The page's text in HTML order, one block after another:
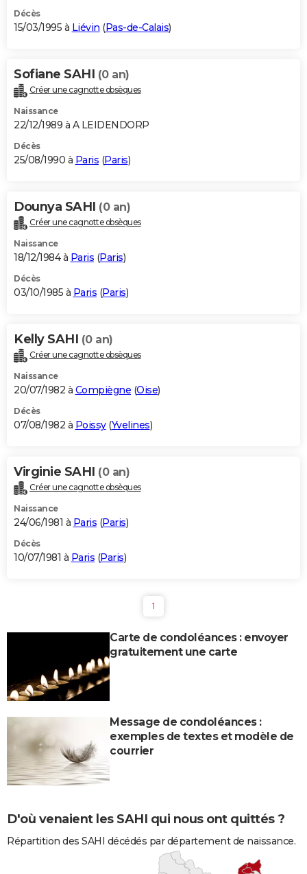
Décès
15/03/1995 à Liévin (Pas-de-Calais)
Sofiane SAHI (0 an)
Créer une cagnotte obsèques
Naissance
22/12/1989 à A LEIDENDORP
Décès
25/08/1990 à Paris (Paris)
Dounya SAHI (0 an)
Créer une cagnotte obsèques
Naissance
18/12/1984 à Paris (Paris)
Décès
03/10/1985 à Paris (Paris)
Kelly SAHI (0 an)
Créer une cagnotte obsèques
Naissance
20/07/1982 à Compiègne (Oise)
Décès
07/08/1982 à Poissy(Yvelines)
Virginie SAHI (0 an)
Créer une cagnotte obsèques
Naissance
24/06/1981 à Paris (Paris)
Décès
10/07/1981 à Paris (Paris)
1
Carte de condoléances : envoyer
gratuitement une carte
Message de condoléances :
exemples de textes et modèle de
courrier
D'où venaient les SAHI qui nous ont quittés ?
Répartition des SAHI décédés par département de naissance.